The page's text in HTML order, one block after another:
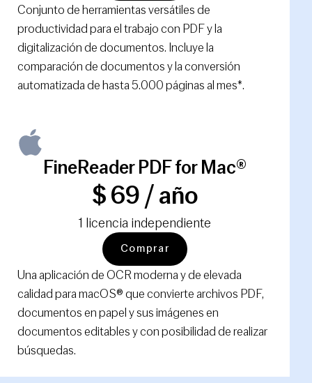
Conjunto de herramientas versátiles de
productividad para el trabajo con PDF y la
digitalización de documentos. Incluye la
comparación de documentos y la conversión
automatizada de hasta 5.000 páginas al mes*.
FineReader PDF for Mac®
$ 69 / año
1 licencia independiente
Comprar
Una aplicación de OCR moderna y de elevada
calidad para macOS® que convierte archivos PDF,
documentos en papel y sus imágenes en
documentos editables y con posibilidad de realizar
búsquedas.